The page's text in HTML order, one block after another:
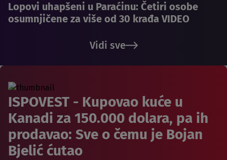
Lopovi uhapšeni u Paraćinu: Četiri osobe
osumnjičene za više od 30 krađa VIDEO
Vidi sve
ISPOVEST - Kupovao kuće u
Kanadi za 150.000 dolara, pa ih
prodavao: Sve o čemu je Bojan
Bjelić ćutao